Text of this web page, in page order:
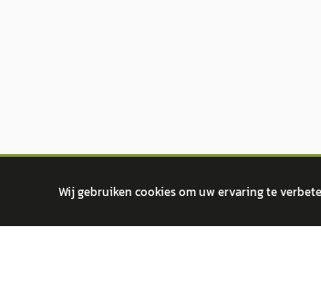
Wij gebruiken cookies om uw ervaring te